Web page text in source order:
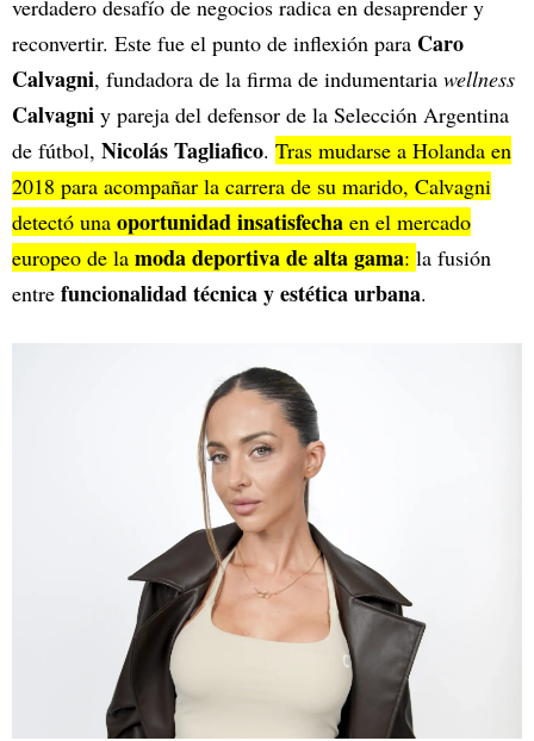
verdadero desafío de negocios radica en desaprender y
reconvertir. Este fue el punto de inflexión para Caro
Calvagni, fundadora de la firma de indumentaria wellness
Calvagni y pareja del defensor de la Selección Argentina
de fútbol, Nicolás Tagliafico. Tras mudarse a Holanda en
2018 para acompañar la carrera de su marido, Calvagni
detectó una oportunidad insatisfecha en el mercado
europeo de la moda deportiva de alta gama: la fusión
entre funcionalidad técnica y estética urbana.